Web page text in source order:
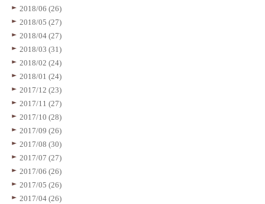
2018/06 (26)
2018/05 (27)
2018/04 (27)
2018/03 (31)
2018/02 (24)
2018/01 (24)
2017/12 (23)
2017/11 (27)
2017/10 (28)
2017/09 (26)
2017/08 (30)
2017/07 (27)
2017/06 (26)
2017/05 (26)
2017/04 (26)